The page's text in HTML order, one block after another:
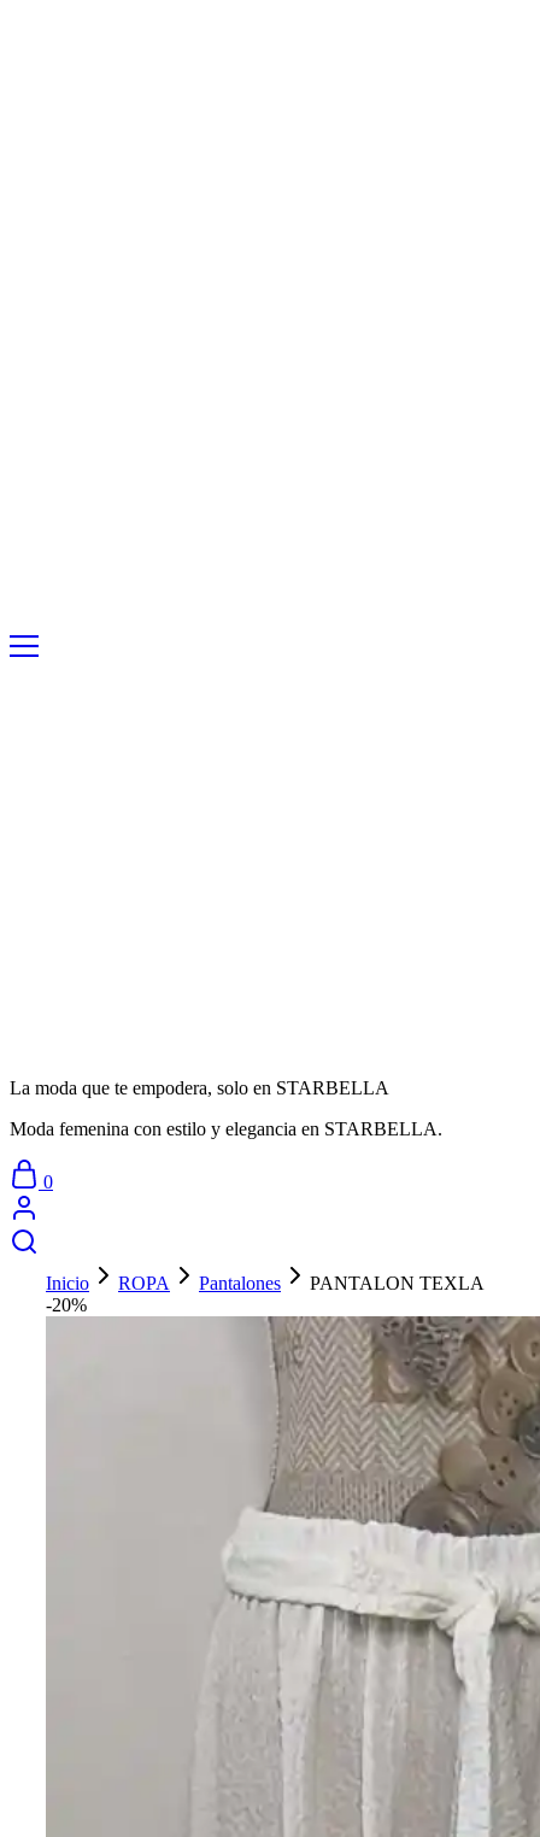
La moda que te empodera, solo en STARBELLA
Moda femenina con estilo y elegancia en STARBELLA.
0
Inicio ROPA Pantalones
PANTALON TEXLA
-20%